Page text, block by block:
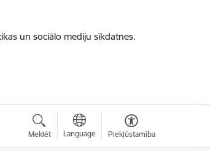
un sociālo mediju sīkdatnes.
Meklēt Language Piekļūstamība